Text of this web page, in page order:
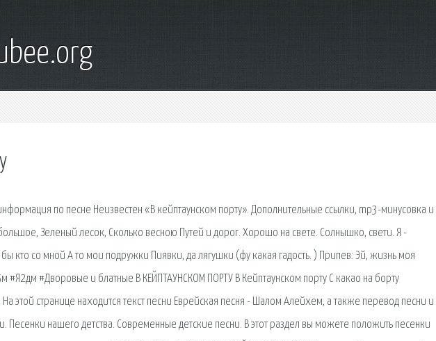
по песне Неизвестен «В кейптаунском порту». Дополнительные ссылки, mp3-минусовка и
Зеленый лесок, Сколько весною Путей и дорог. Хорошо на свете. Солнышко, свети. Я -
кто со мной А то мои подружки Пиявки, да лягушки (фу какая гадость. ) Припев: Эй, жизнь моя
#Я2дм #Дворовые и блатные В КЕЙПТАУНСКОМ ПОРТУ В Кейптаунском порту С какао на борту
этой странице находится текст песни Еврейская песня - Шалом Алейхем, а также перевод песни и
Песенки нашего детства. Современные детские песни. В этот раздел вы можете положить песенки